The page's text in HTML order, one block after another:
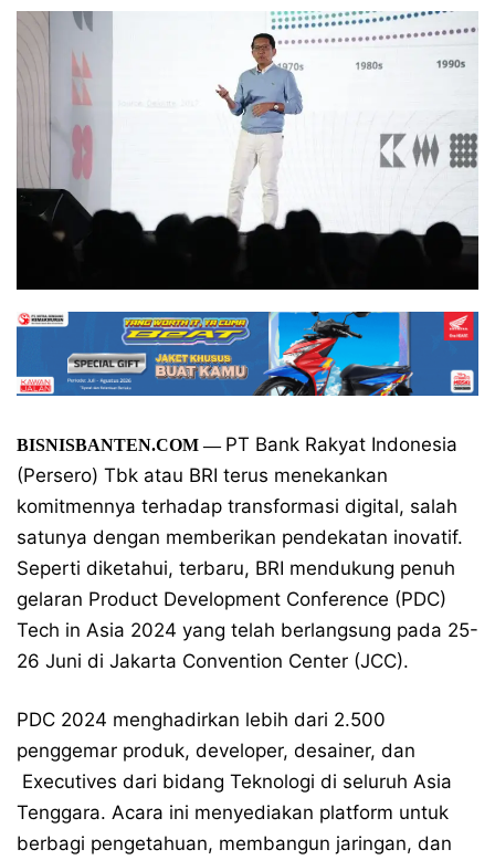
BISNISBANTEN.COM— PT Bank Rakyat Indonesia
(Persero) Tbk atau BRI terus menekankan
komitmennya terhadap transformasi digital, salah
satunya dengan memberikan pendekatan inovatif.
Seperti diketahui, terbaru, BRI mendukung penuh
gelaran Product Development Conference (PDC)
Tech in Asia 2024 yang telah berlangsung pada 25-
26 Juni di Jakarta Convention Center (JCC).
PDC 2024 menghadirkan lebih dari 2.500
penggemar produk, developer, desainer, dan
Executives dari bidang Teknologi di seluruh Asia
Tenggara. Acara ini menyediakan platform untuk
berbagi pengetahuan, membangun jaringan, dan